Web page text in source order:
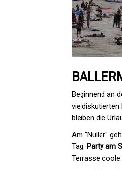
Beginnend an
vieldiskutierten
bleiben die
Am "Nuller"
Tag. Party am
Terrasse coole